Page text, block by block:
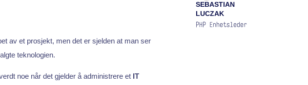
SEBASTIAN
LUCZAK
PHP Enhetsleder
av et prosjekt, men det er sjelden at man ser
teknologien.
noe når det gjelder å administrere et IT